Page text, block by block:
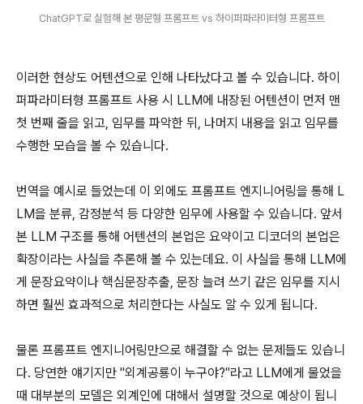
ChatGPT로 실험해 본 평문형 프롬프트 vs 하이퍼파라미터형 프롬프트
이러한 현상도 어텐션으로 인해 나타났다고 볼 수 있습니다. 하이
퍼파라미터형 프롬프트 사용 시 LLM에 내장된 어텐션이 먼저 맨
첫 번째 줄을 읽고, 임무를 파악한 뒤, 나머지 내용을 읽고 임무를
수행한 모습을 볼 수 있습니다.
번역을 예시로 들었는데 이 외에도 프롬프트 엔지니어링을 통해 L
LM을 분류, 감정분석 등 다양한 임무에 사용할 수 있습니다. 앞서
본 LLM 구조를 통해 어텐션의 본업은 요약이고 디코더의 본업은
확장이라는 사실을 추론해 볼 수 있는데요. 이 사실을 통해 LLM에
게 문장요약이나 핵심문장추출, 문장 늘려 쓰기 같은 임무를 지시
하면 훨씬 효과적으로 처리한다는 사실도 알 수 있게 됩니다.
물론 프롬프트 엔지니어링만으로 해결할 수 없는 문제들도 있습니
다. 당연한 얘기지만 "외계공룡이 누구야?"라고 LLM에게 물었을
때 대부분의 모델은 외계인에 대해서 설명할 것으로 예상이 됩니